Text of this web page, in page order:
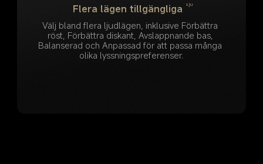
Flera lägen tillgängliga sju
Välj bland flera ljudlägen, inklusive Förbättra
röst, Förbättra diskant, Avslappnande bas,
Balanserad och Anpassad för att passa många
olika lyssningspreferenser.